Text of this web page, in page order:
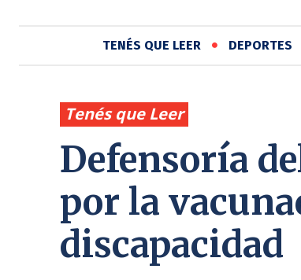
TENÉS QUE LEER DEPORTES
Tenés que Leer
Defensoría
por la
discapacidad